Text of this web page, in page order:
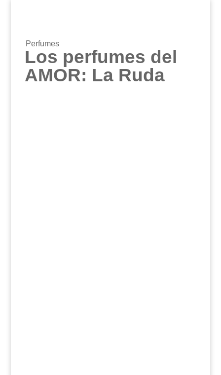
Los perfumes del
AMOR: La Ruda
Perfumes